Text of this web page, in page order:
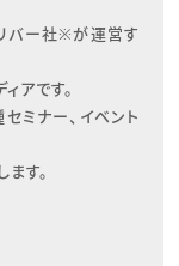
バー社※が運営す
アです。
ミナー、イベント
す。